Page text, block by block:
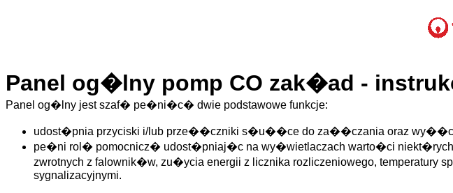
Panel og�lny pomp CO zak�ad -
Panel og�lny jest szaf� pe�ni�c� dwie podstawowe funkcje:
udost�pnia przyciski i/lub prze��czniki s�u��ce do za��czania oraz
pe�ni rol� pomocnicz� udost�pniaj�c na wy�wietlaczach warto�ci
zwrotnych z falownik�w, zu�ycia energii z licznika rozliczeniowego, temperatury
sygnalizacyjnymi.